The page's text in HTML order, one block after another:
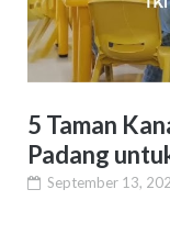
5 Taman
Padang
September 13,